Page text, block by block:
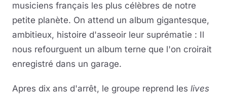
musiciens français les plus célèbres de notre
petite planète. On attend un album gigantesque,
ambitieux, histoire d'asseoir leur suprématie : Il
nous refourguent un album terne que l'on croirait
enregistré dans un garage.
Apres dix ans d'arrêt, le groupe reprend les lives